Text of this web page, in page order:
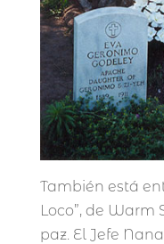
También está
Loco”, de Warm
paz. El Jefe